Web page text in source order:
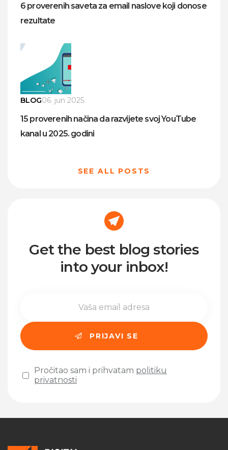
6 proverenih saveta za email naslove koji donose
rezultate
BLOG06. jun 2025.
15 proverenih načina da razvijete svoj YouTube
kanal u 2025. godini
SEE ALL POSTS
Get the best blog stories
into your inbox!
Pročitao sam i prihvatam politiku
privatnosti